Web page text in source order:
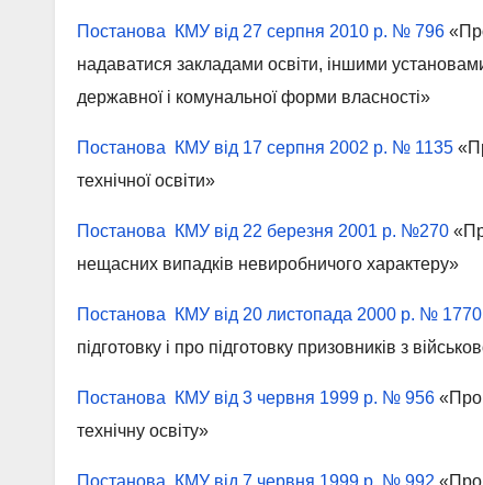
Постанова КМУ від 27 серпня 2010 р. № 796
надаватися закладами освіти, іншими
державної і комунальної форми власності»
Постанова КМУ від 17 серпня 2002 р. № 1135
технічної освіти»
Постанова КМУ від 22 березня 2001 р. №270
нещасних випадків невиробничого характеру»
Постанова КМУ від 20 листопада 2000 р. № 1770
підготовку і про підготовку призовників з
Постанова КМУ від 3 червня 1999 р. № 956 «Про
технічну освіту»